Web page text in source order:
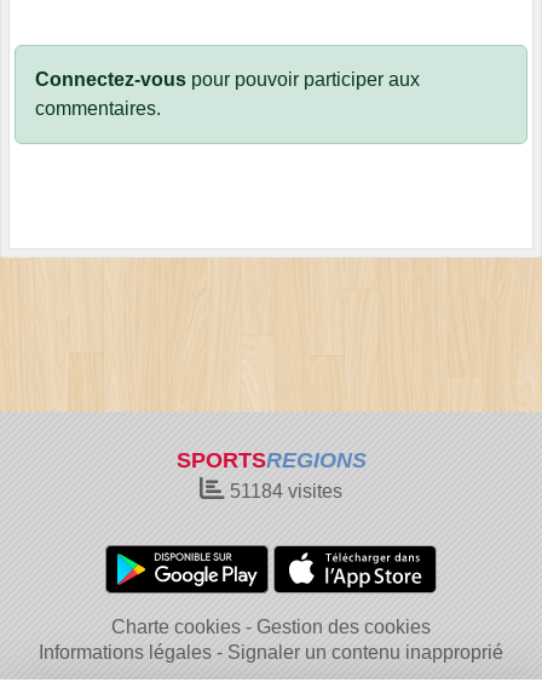
Connectez-vous pour pouvoir participer aux
commentaires.
SPORTSREGIONS
51184 visites
Charte cookies
Gestion des cookies
Informations légales
Signaler un contenu inapproprié